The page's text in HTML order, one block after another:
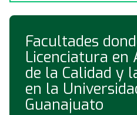
Facultades
Licenciatura en
de la Calidad y
en la
Guanajuato